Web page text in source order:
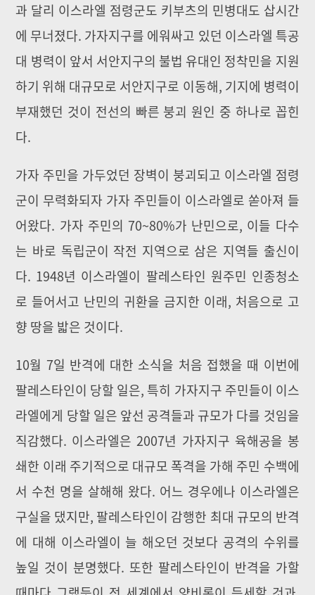
과 달리 이스라엘 점령군도 키부츠의 민병대도 삽시간
에 무너졌다. 가자지구를 에워싸고 있던 이스라엘 특공
대 병력이 앞서 서안지구의 불법 유대인 정착민을 지원
하기 위해 대규모로 서안지구로 이동해, 기지에 병력이
부재했던 것이 전선의 빠른 붕괴 원인 중 하나로 꼽힌
다.
가자 주민을 가두었던 장벽이 붕괴되고 이스라엘 점령
군이 무력화되자 가자 주민들이 이스라엘로 쏟아져 들
어왔다. 가자 주민의 70~80%가 난민으로, 이들 다수
는 바로 독립군이 작전 지역으로 삼은 지역들 출신이
다. 1948년 이스라엘이 팔레스타인 원주민 인종청소
로 들어서고 난민의 귀환을 금지한 이래, 처음으로 고
향 땅을 밟은 것이다.
10월 7일 반격에 대한 소식을 처음 접했을 때 이번에
팔레스타인이 당할 일은, 특히 가자지구 주민들이 이스
라엘에게 당할 일은 앞선 공격들과 규모가 다를 것임을
직감했다. 이스라엘은 2007년 가자지구 육해공을 봉
쇄한 이래 주기적으로 대규모 폭격을 가해 주민 수백에
서 수천 명을 살해해 왔다. 어느 경우에나 이스라엘은
구실을 댔지만, 팔레스타인이 감행한 최대 규모의 반격
에 대해 이스라엘이 늘 해오던 것보다 공격의 수위를
높일 것이 분명했다. 또한 팔레스타인이 반격을 가할